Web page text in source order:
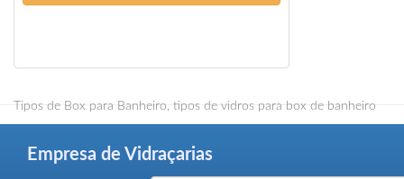
Tipos de Box para Banheiro, tipos de vidros para box de banheiro
Empresa de Vidraçarias